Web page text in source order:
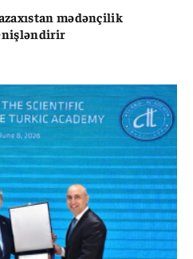
mədənçilik